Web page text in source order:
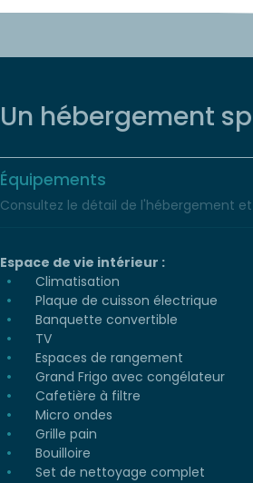
Un hébergement
Équipements
Consultez le détail de l'hébergement et
Espace de vie intérieur :
Climatisation
Plaque de cuisson électrique
Banquette convertible
TV
Espaces de rangement
Grand Frigo avec congélateur
Cafetière à filtre
Micro ondes
Grille pain
Bouilloire
Set de nettoyage complet